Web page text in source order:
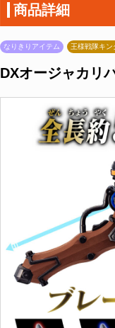
商品詳細
なりきりアイテム 王様戦隊キン
DXオージャカリ